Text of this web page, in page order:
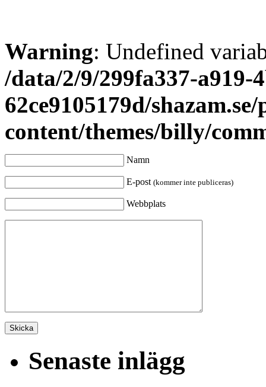
Warning: Undefined
/data/2/9/299fa337-a919-
62ce9105179d/
content/themes/billy/
Namn
E-post (kommer inte publiceras)
Webbplats
Senaste inlägg